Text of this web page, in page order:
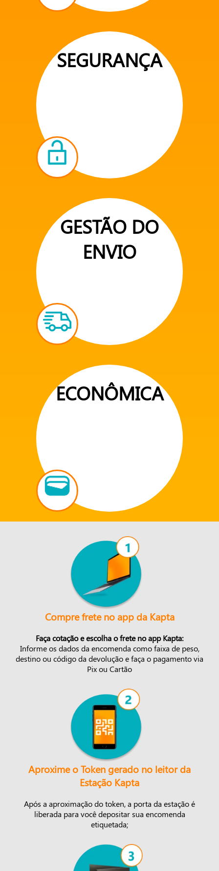
SEGURANÇA
GESTÃO DO
ENVIO
ECONÔMICA
Compre frete no app da Kapta
Faça cotação e escolha o frete no app Kapta:
Informe os dados da encomenda como faixa de peso,
destino ou código da devolução e faça o pagamento via
Pix ou Cartão
Aproxime o Token gerado no leitor da
Estação Kapta
Após a aproximação do token, a porta da estação é
liberada para você depositar sua encomenda
etiquetada;